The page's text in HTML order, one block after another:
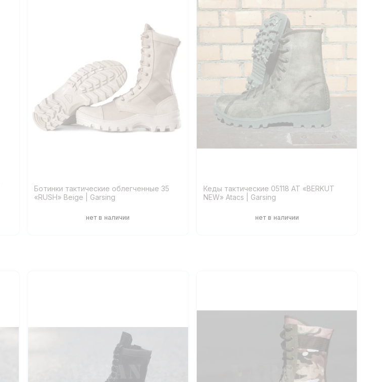
Ботинки тактические облегченные 35
«RUSH» Beige | Garsing
Кеды тактические 05118 AT «BERKUT
NEW» Atacs | Garsing